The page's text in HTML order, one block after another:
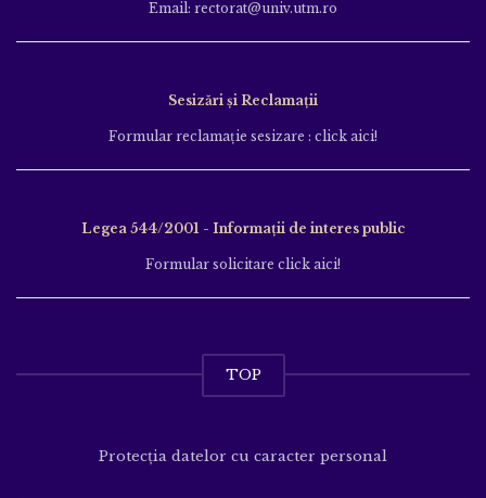
Email: rectorat@univ.utm.ro
Sesizări și Reclamații
Formular reclamație sesizare : click aici!
Legea 544/2001 - Informații de interes public
Formular solicitare click aici!
TOP
Protecția datelor cu caracter personal